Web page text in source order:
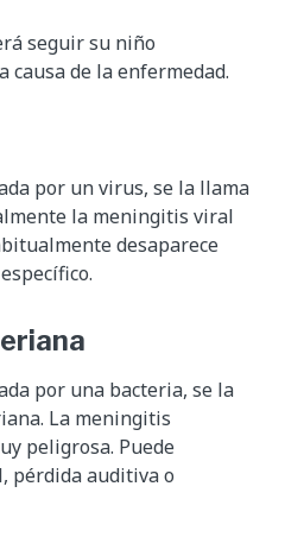
seguir su niño
causa de la enfermedad.
por un virus, se la llama
la meningitis viral
desaparece
por una bacteria, se la
La meningitis
peligrosa. Puede
pérdida auditiva o